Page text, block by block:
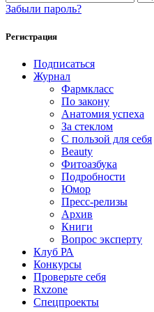
Забыли пароль?
Регистрация
Подписаться
Журнал
Фармкласс
По закону
Анатомия успеха
За стеклом
С пользой для себя
Beauty
Фитоазбука
Подробности
Юмор
Пресс-релизы
Архив
Книги
Вопрос эксперту
Клуб РА
Конкурсы
Проверьте себя
Rxzone
Спецпроекты